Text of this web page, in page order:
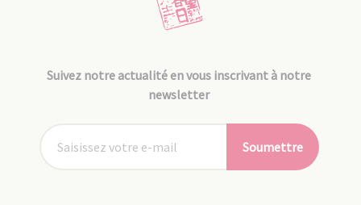
Suivez notre actualité en vous inscrivant à notre
newsletter
Soumettre